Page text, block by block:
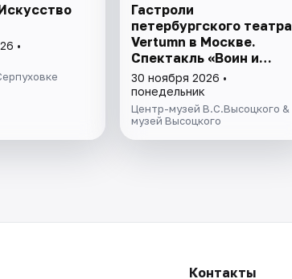
•
Гастроли
петербургского театра
Vertumn в Москве.
Спектакль «Воин и
дева». История
знакомства и брака
А.Ахматовой и
Н.Гумилёва.
30 ноября 2026 •
понедельник
Центр-музей В.С.Высоцкого &
музей Высоцкого
Контакты